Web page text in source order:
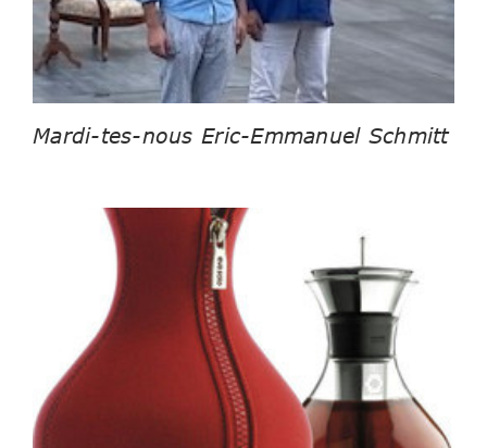
Mardi-tes-nous Eric-Emmanuel Schmitt